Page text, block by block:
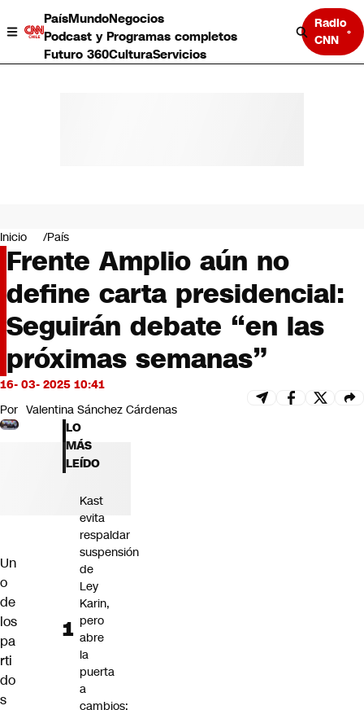
PaísMundoNegocios
Podcast y Programas completos
Futuro 360CulturaServicios
Radio
CNN
Negocios
Deportes
Programas completos
Cultura
Servicios
Bits
CNN Data
CNN tiempo
Futuro 360
Inicio País
Frente Amplio aún no
define carta presidencial:
Seguirán debate “en las
próximas semanas”
16- 03- 2025 10:41
Por Valentina Sánchez Cárdenas
Un
o
de
los
pa
rti
do
s
LO
MÁS
LEÍDO
Kast
evita
respaldar
suspensión
de
Ley
Karin,
pero
abre
la
puerta
a
cambios: